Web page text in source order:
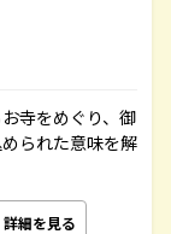
寺をめぐり、御
られた意味を解
詳細を見る